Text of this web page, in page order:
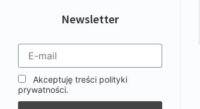
Newsletter
Akceptuję treści polityki
prywatności.